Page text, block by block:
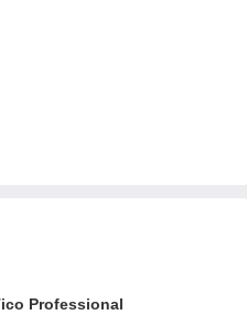
Professional